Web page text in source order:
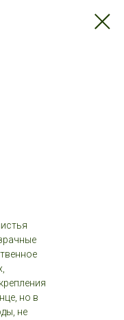
но в
не